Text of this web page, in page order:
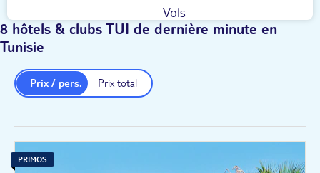
Vols
8 hôtels & clubs TUI de dernière minute en
Tunisie
Prix total
Prix / pers.
PRIMOS